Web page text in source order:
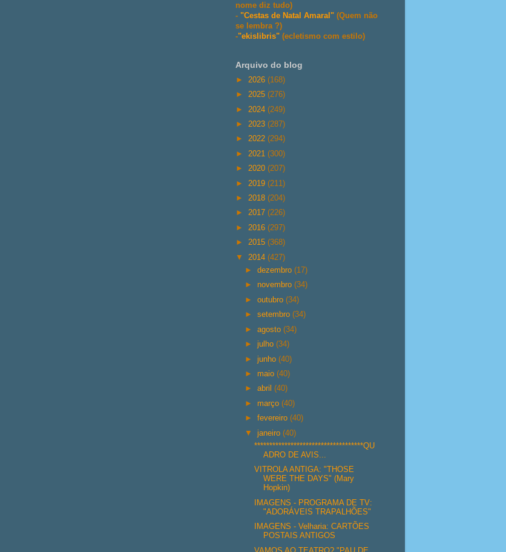
nome diz tudo)
- "Cestas de Natal Amaral" (Quem não
se lembra ?)
-"ekislibris" (ecletismo com estilo)
Arquivo do blog
► 2026 (168)
► 2025 (276)
► 2024 (249)
► 2023 (287)
► 2022 (294)
► 2021 (300)
► 2020 (207)
► 2019 (211)
► 2018 (204)
► 2017 (226)
► 2016 (297)
► 2015 (368)
▼ 2014 (427)
►dezembro(17)
► novembro(34)
►outubro(34)
►setembro(34)
►agosto(34)
►julho(34)
►junho(40)
► maio(40)
►abril(40)
► março(40)
►fevereiro(40)
▼janeiro(40)
************************************QU
ADRO DE AVIS...
VITROLA ANTIGA: "THOSE
WERE THE DAYS" (Mary
Hopkin)
IMAGENS - PROGRAMA DE TV:
"ADORÁVEIS TRAPALHÕES"
IMAGENS - Velharia: CARTÕES
POSTAIS ANTIGOS